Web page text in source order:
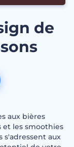
de
aux bières
et les smoothies
s'adressent aux